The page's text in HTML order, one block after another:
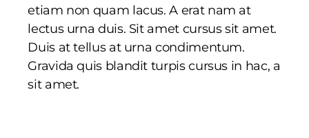
etiam non quam lacus. A erat nam at
lectus urna duis. Sit amet cursus sit amet.
Duis at tellus at urna condimentum.
Gravida quis blandit turpis cursus in hac, a
sit amet.